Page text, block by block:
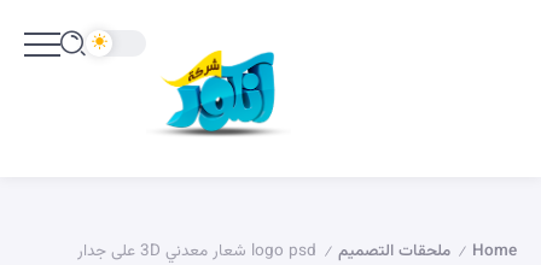
Home
/ ملحقات التصميم / logo psd شعار معدني 3D على جدار